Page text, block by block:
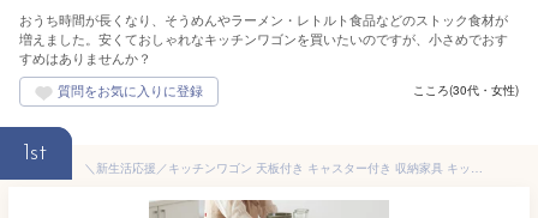
おうち時間が長くなり、そうめんやラーメン・レトルト食品などのストック食材が
増えました。安くておしゃれなキッチンワゴンを買いたいのですが、小さめでおす
すめはありませんか？
こころ(30代・女性)
1st
＼新生活応援／キッチンワゴン 天板付き キャスター付き 収納家具 キッチン家具木製天板付きキッチンワゴン 天板 キッチン 収納 ワゴン 洗面所 ベージュ グレー カーキ ホワイト ダークブラウン ブラック 新生活 T-KW-L002